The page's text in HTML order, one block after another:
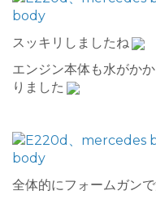
スッキリしましたね
エンジン本体も水がか
りました
全体的にフォームガン